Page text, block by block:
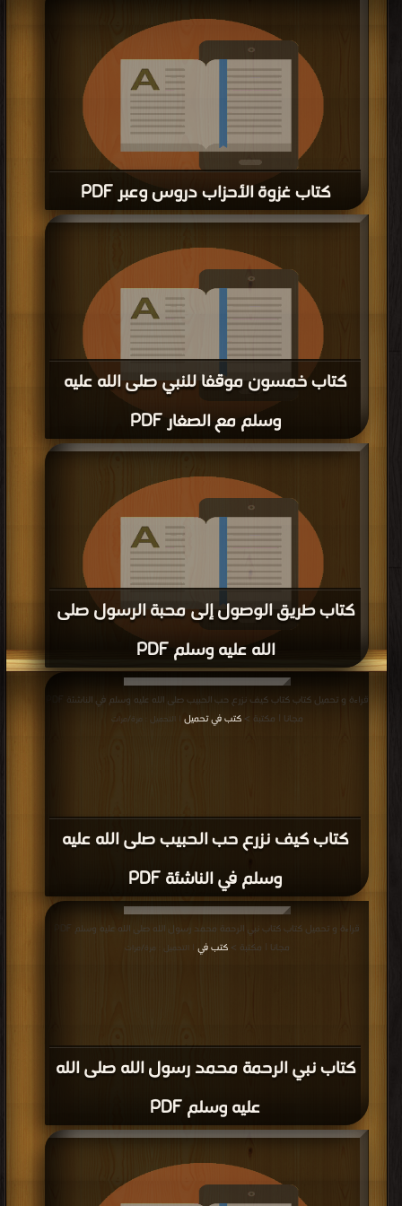
كتب في اكبر موقع| التحميل : مرة/مرات
كتاب غزوة الأحزاب دروس وعبر PDF
قراءة و تحميل كتاب كتاب غزوة الأحزاب دروس وعبر PDF مجانا | مكتبة >
كتب في
جديد| التحميل : مرة/مرات
كتاب خمسون موقفا للنبي صلى الله عليه
وسلم مع الصغار PDF
قراءة و تحميل كتاب كتاب خمسون موقفا للنبي صلى الله عليه وسلم مع الصغار PDF
كتب في موقع| التحميل : مرة/مرات
كتاب طريق الوصول إلى محبة الرسول صلى
الله عليه وسلم PDF
قراءة و تحميل كتاب كتاب طريق الوصول إلى محبة الرسول صلى الله عليه وسلم PDF
مجانا | مكتبة >كتب في Download Free | التحميل : مرة/مرات
كتاب كيف نزرع حب الحبيب صلى الله عليه
وسلم في الناشئة PDF
مجانا | مكتبة >كتب في تحميل | التحميل : مرة/مرات
كتاب نبي الرحمة محمد رسول الله صلى الله
عليه وسلم PDF
مجانا | مكتبة >كتب في | التحميل : مرة/مرات